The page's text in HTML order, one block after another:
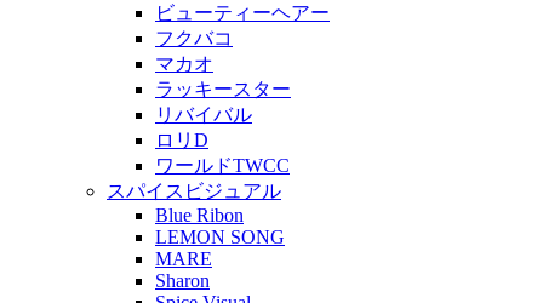
ビューティーヘアー
フクバコ
マカオ
ラッキースター
リバイバル
ロリD
ワールドTWCC
スパイスビジュアル
Blue Ribon
LEMON SONG
MARE
Sharon